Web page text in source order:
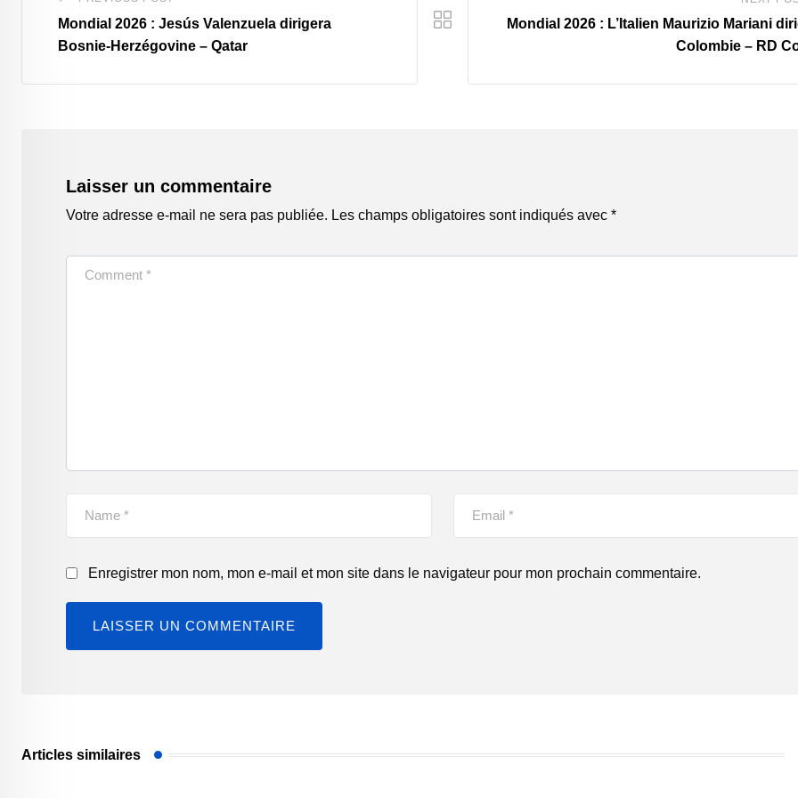
Mondial 2026 : Jesús Valenzuela dirigera
Bosnie-Herzégovine – Qatar
‎Mondial 2026 : L’Italien Maurizio Mariani
Colombie – RD
Laisser un commentaire
Votre adresse e-mail ne sera pas publiée. Les champs obligatoires sont indiqués avec *
Enregistrer mon nom, mon e-mail et mon site dans le navigateur pour mon prochain commentaire.
Articles similaires